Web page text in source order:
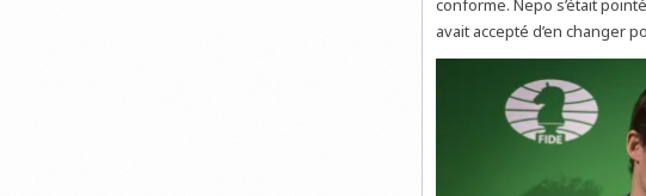
avait accepté d’en changer